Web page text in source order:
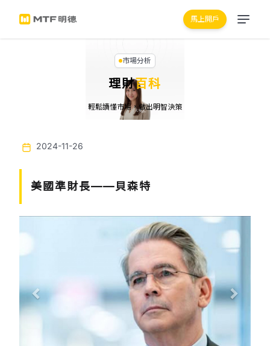
馬上開戶
市場分析
理財百科
輕鬆讀懂市場，做出明智決策
2024-11-26
美國準財長——貝森特